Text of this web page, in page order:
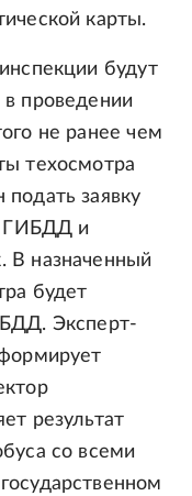
карты.
будут
в проведении
не ранее чем
техосмотра
заявку
ГИБДД и
В назначенный
будет
Эксперт-
результат
со всеми